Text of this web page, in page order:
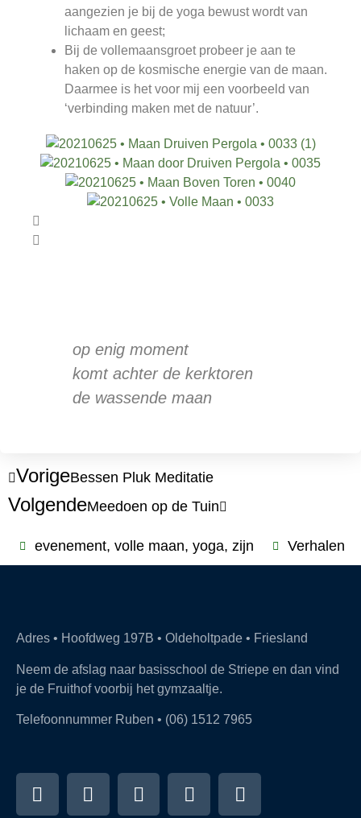
aangezien je bij de yoga bewust wordt van
lichaam en geest;
Bij de vollemaansgroet probeer je aan te
haken op de kosmische energie van de maan.
Daarmee is het voor mij een voorbeeld van
‘verbinding maken met de natuur’.
op enig moment
komt achter de kerktoren
de wassende maan
VorigeBessen Pluk Meditatie
VolgendeMeedoen op de Tuin
evenement, volle maan, yoga, zijn Verhalen
Adres • Hoofdweg 197B • Oldeholtpade • Friesland
Neem de afslag naar basisschool de Striepe en dan vind
je de Fruithof voorbij het gymzaaltje.
Telefoonnummer Ruben • (06) 1512 7965